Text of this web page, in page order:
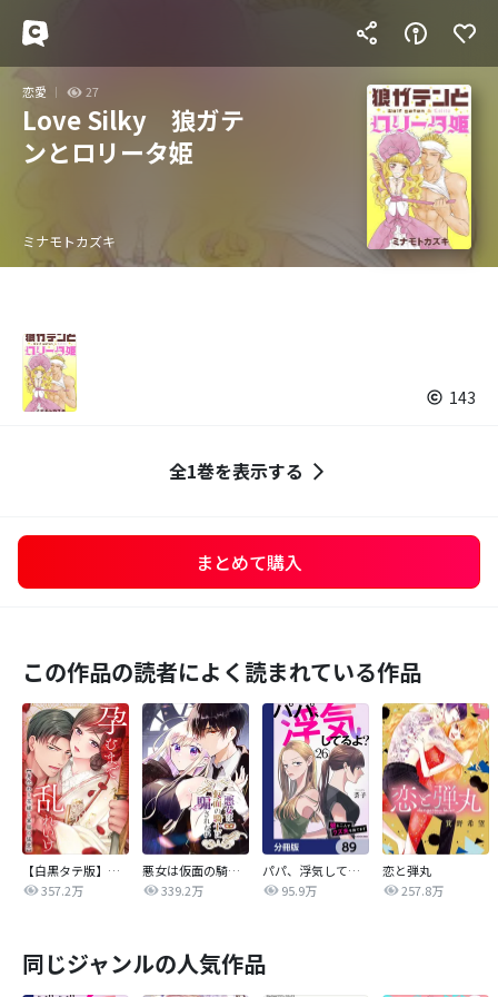
恋愛 27
Love Silky 狼ガテ
ンとロリータ姫
ミナモトカズキ
143
全1巻を表示する
まとめて購入
この作品の読者によく読まれている作品
【白黒タテ版】孕むまで乱れいけ～身代わり花嫁と軍服の猛愛
357.2万
悪女は仮面の騎士に騙されない
339.2万
パパ、浮気してるよ？娘と二人でクズ夫を捨てます【分冊版】
95.9万
恋と弾丸
257.8万
同じジャンルの人気作品